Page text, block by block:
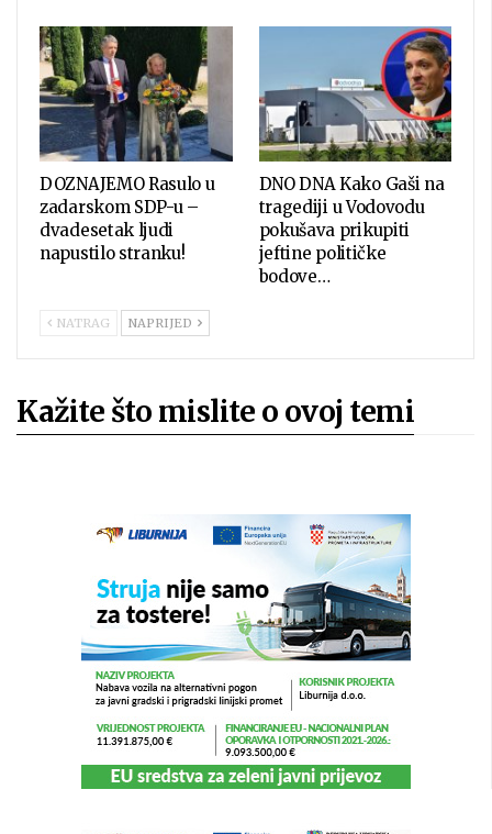
DOZNAJEMO Rasulo u
zadarskom SDP-u –
dvadesetak ljudi
napustilo stranku!
DNO DNA Kako Gaši na
tragediji u Vodovodu
pokušava prikupiti
jeftine političke
bodove…
NATRAG NAPRIJED
Kažite što mislite o ovoj temi